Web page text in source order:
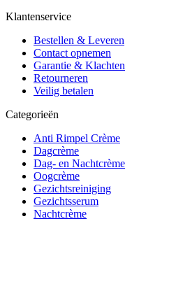
Klantenservice
Bestellen & Leveren
Contact opnemen
Garantie & Klachten
Retourneren
Veilig betalen
Categorieën
Anti Rimpel Crème
Dagcrème
Dag- en Nachtcrème
Oogcrème
Gezichtsreiniging
Gezichtsserum
Nachtcrème